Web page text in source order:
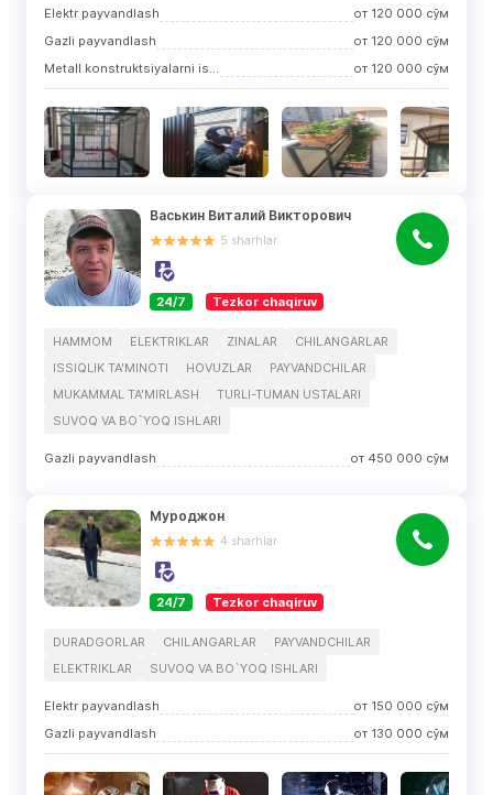
Elektr payvandlash от 120 000 сўм
Gazli payvandlash
от 120 000 сўм
Metall konstruktsiyalarni ishlab chiqarish
от 120 000 сўм
Васькин Виталий Викторович
5 sharhlar
24/7 Tezkor chaqiruv
HAMMOM ELEKTRIKLAR ZINALAR
CHILANGARLAR
ISSIQLIK TA'MINOTI
HOVUZLAR
PAYVANDCHILAR
MUKAMMAL TA'MIRLASH
TURLI-TUMAN USTALARI
SUVOQ VA BO`YOQ ISHLARI
Gazli payvandlash от 450 000 сўм
Муроджон
4 sharhlar
24/7 Tezkor chaqiruv
DURADGORLAR CHILANGARLAR
PAYVANDCHILAR
ELEKTRIKLAR
SUVOQ VA BO`YOQ ISHLARI
Elektr payvandlash от 150 000 сўм
Gazli payvandlash
от 130 000 сўм